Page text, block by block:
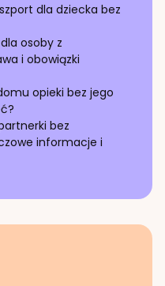
dla dziecka bez
osoby z
i obowiązki
opieki bez jego
bez
informacje i